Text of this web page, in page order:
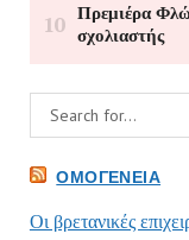
ΟΜΟΓΈΝΕΙΑ
Οι βρετανικές